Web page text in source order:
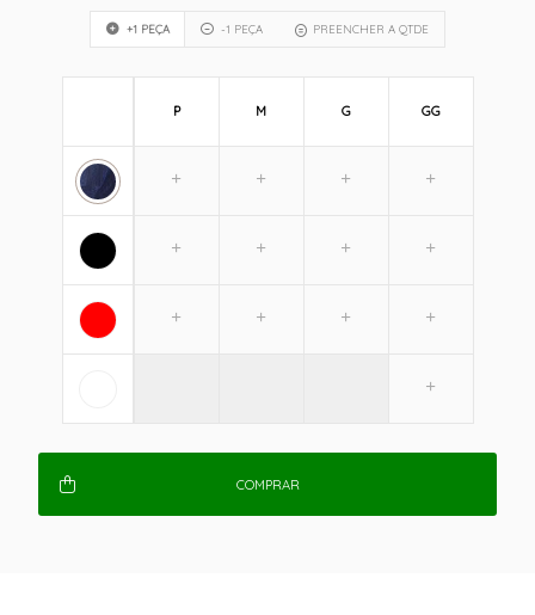
+1 PEÇA -1 PEÇA PREENCHER A QTDE
P M G GG
COMPRAR